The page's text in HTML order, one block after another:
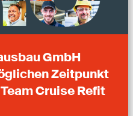
GmbH
Zeitpunkt
Cruise Refit